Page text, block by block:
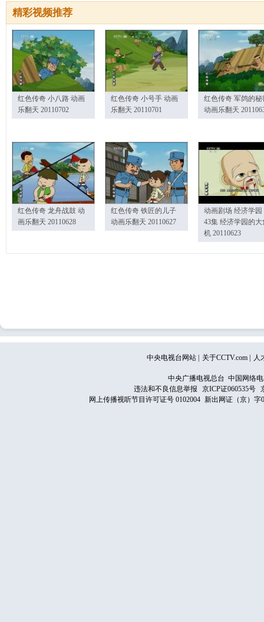
精彩视频推荐
红色传奇 小八路 动画
乐翻天 20110702
红色传奇 小号手 动画
乐翻天 20110701
红色传奇 军鸽的秘
动画乐翻天
红色传奇 龙舟战鼓 动
画乐翻天 20110628
红色传奇 铁匠的儿子
动画乐翻天 20110627
动画剧场 经济学园
43集 经济学园的大
机 20110623
中央电视台网站 关于CCTV.com 人
中央广播电视总台 中国网络
违法和不良信息举报
京ICP证060535号
网上传播视听节目许可证号 0102004 新出网证（京）